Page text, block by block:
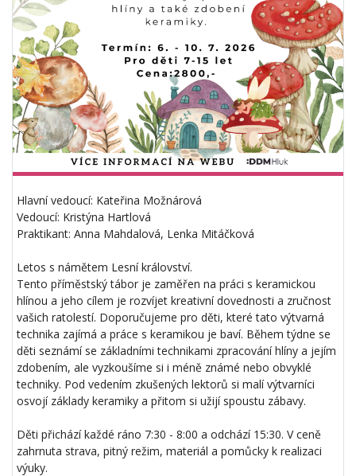
Hlavní vedoucí: Kateřina Možnárová
Vedoucí: Kristýna Hartlová
Praktikant: Anna Mahdalová, Lenka Mitáčková
Letos s námětem Lesní království.
Tento příměstský tábor je zaměřen na práci s keramickou
hlínou a jeho cílem je rozvíjet kreativní dovednosti a zručnost
vašich ratolestí. Doporučujeme pro děti, které tato výtvarná
technika zajímá a práce s keramikou je baví. Během týdne se
děti seznámí se základními technikami zpracování hlíny a jejím
zdobením, ale vyzkoušíme si i méně známé nebo obvyklé
techniky. Pod vedením zkušených lektorů si malí výtvarníci
osvojí základy keramiky a přitom si užijí spoustu zábavy.
Děti přichází každé ráno 7:30 - 8:00 a odchází 15:30. V ceně
zahrnuta strava, pitný režim, materiál a pomůcky k realizaci
výuky.